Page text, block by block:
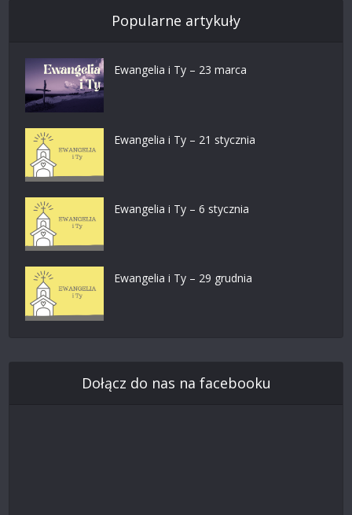
Popularne artykuły
Ewangelia i Ty – 23 marca
Ewangelia i Ty – 21 stycznia
Ewangelia i Ty – 6 stycznia
Ewangelia i Ty – 29 grudnia
Dołącz do nas na facebooku